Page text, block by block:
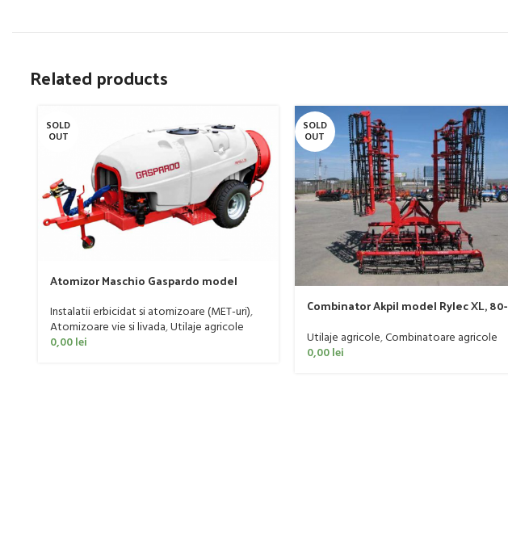
Related products
SOLD
OUT
Atomizor Maschio Gaspardo model
Instalatii erbicidat si atomizoare (MET-uri),
Atomizoare vie si livada,Utilaje agricole
0,00lei
SOLD
OUT
Combinator Akpil model Rylec XL, 80-
Utilaje agricole,Combinatoare agricole
0,00lei